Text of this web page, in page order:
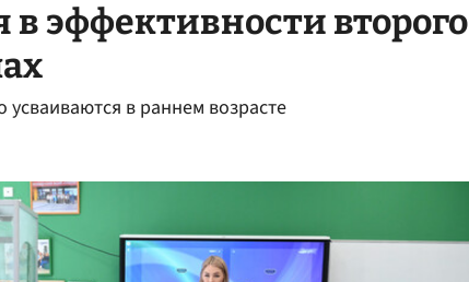
эффективности второго
в раннем возрасте